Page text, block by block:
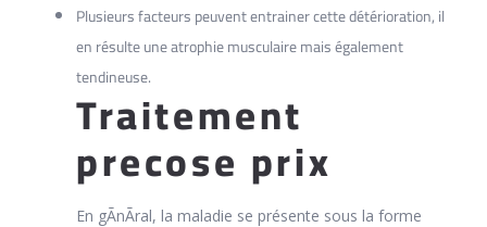
Plusieurs facteurs peuvent entrainer cette détérioration, il
en résulte une atrophie musculaire mais également
tendineuse.
Traitement
precose prix
En gÃnÃral, la maladie se présente sous la forme